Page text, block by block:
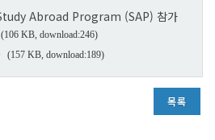
Abroad Program (SAP) 참가
(106 KB, download:246)
(157 KB, download:189)
목록